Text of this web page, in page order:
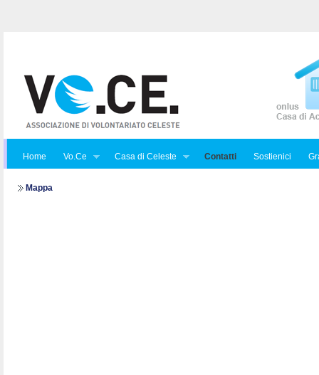
Home Vo.Ce Casa di Celeste Contatti Sostienici
Mappa